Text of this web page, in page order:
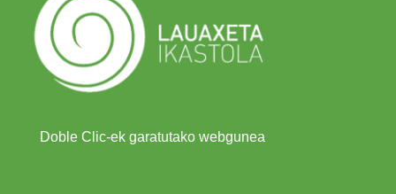
Doble Clic-ek garatutako webgunea